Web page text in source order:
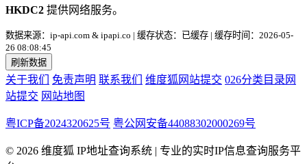
HKDC2 提供网络服务。
数据来源：ip-api.com & ipapi.co | 缓存状态：已缓存 | 缓存时间：2026-05-
26 08:08:45
刷新数据
关于我们 免责声明 联系我们 维度狐网站提交 026分类目录网
站提交 网站地图
粤ICP备2024320625号 粤公网安备44088302000269号
© 2026 维度狐 IP地址查询系统 | 专业的实时IP信息查询服务平